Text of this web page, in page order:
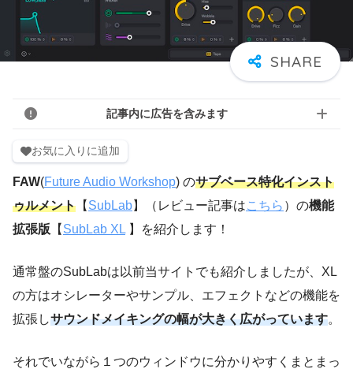
記事内に広告を含みます
お気に入りに追加
FAW(Future Audio Workshop) のサブベース特化インスト
ゥルメント 【 SubLab】（レビュー記事はこちら ）の機能
拡張版 【 SubLab XL 】を紹介します！
通常盤のSubLabは以前当サイトでも紹介しましたが、XL
の方はオシレーターやサンプル、エフェクトなどの機能を
拡張しサウンドメイキングの幅が大きく広がっています。
それでいながら１つのウィンドウに分かりやすくまとまっ